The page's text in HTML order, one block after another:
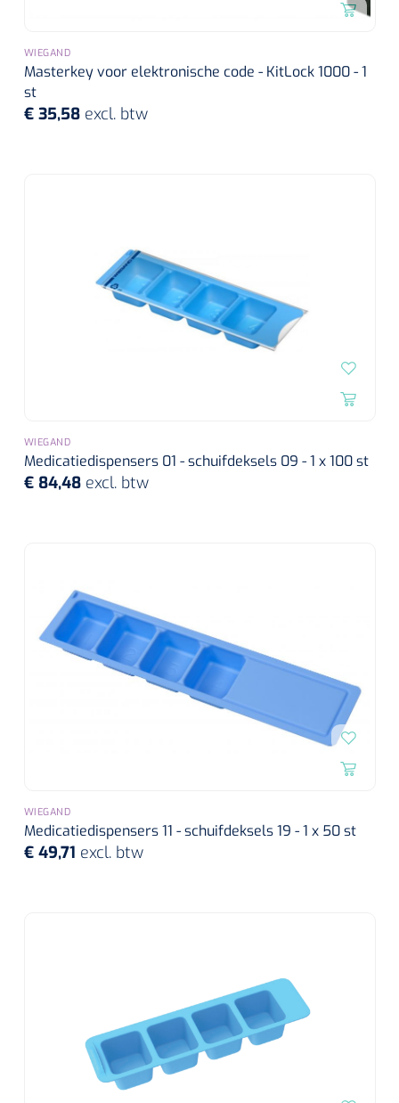
WIEGAND
Masterkey voor elektronische code - KitLock 1000 - 1
st
€ 35,58 excl. btw
WIEGAND
Medicatiedispensers 01 - schuifdeksels 09 - 1 x 100 st
€ 84,48 excl. btw
WIEGAND
Medicatiedispensers 11 - schuifdeksels 19 - 1 x 50 st
€ 49,71 excl. btw